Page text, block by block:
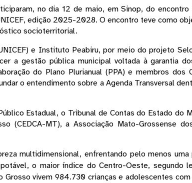
no dia 12 de maio, em Sinop, do
edição 2025-2028. O encontro teve como
socioterritorial.
e Instituto Peabiru, por meio do projeto
a gestão pública municipal voltada à garantia
do Plano Plurianual (PPA) e membros dos
o entendimento sobre a Agenda Transversal
Estadual, o Tribunal de Contas do Estado do
(CEDCA-MT), a Associação Mato-Grossense
multidimensional, enfrentando pelo menos uma
o maior índice do Centro-Oeste, segundo
vivem 984.730 crianças e adolescentes